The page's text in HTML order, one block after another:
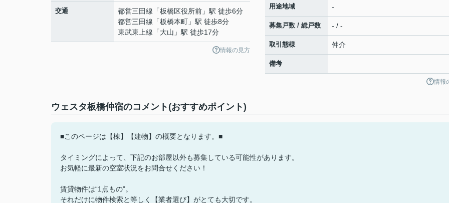
交通 都営三田線 「板橋区役所前 」駅 徒歩6分
都営三田線 「板橋本町 」駅 徒歩8分
東武東上線 「大山 」駅 徒歩17分
情報の見方
用途地域 -
募集戸数 / 総戸数 - / -
取引態様 仲介
備考
情報
ウェスタ板橋仲宿のコメント(おすすめポイント)
■このページは【棟】【建物】の概要となります。■
タイミングによって、下記のお部屋以外も募集している可能性があります。
お気軽に最新の空室状況をお問合せください！
賃貸物件は“1点もの”。
それだけに物件検索と等しく【業者選び】がとても大切です。